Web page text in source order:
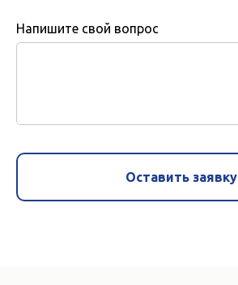
Напишите свой вопрос
Оставить заявку